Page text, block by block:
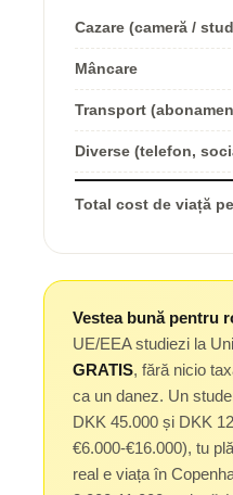
Cazare (cameră /
Mâncare
Transport
Diverse (telefon,
Total cost de viață
Vestea bună pentru
UE/EEA studiezi la
GRATIS, fără nicio
ca un danez. Un
DKK 45.000 și DKK
€6.000-€16.000), tu
real e viața în